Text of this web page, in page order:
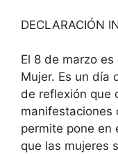
DECLARACIÓN
El 8 de marzo
Mujer. Es un día
de reflexión que
manifestaciones
permite pone en
que las mujeres